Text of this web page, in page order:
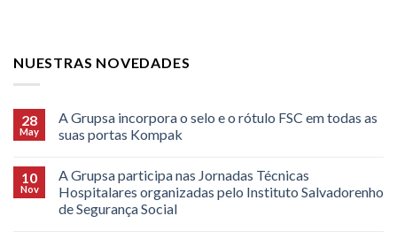
NUESTRAS NOVEDADES
28
May
A Grupsa incorpora o selo e o rótulo FSC em todas as
suas portas Kompak
10
Nov
A Grupsa participa nas Jornadas Técnicas
Hospitalares organizadas pelo Instituto Salvadorenho
de Segurança Social